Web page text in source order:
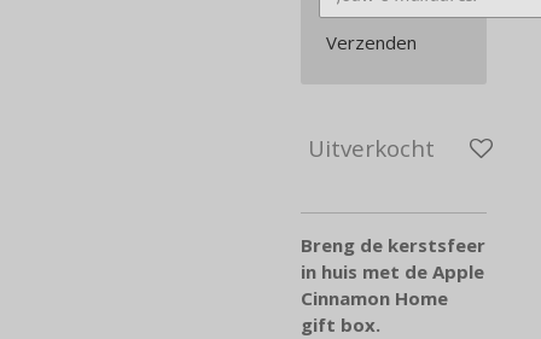
Verzenden
Uitverkocht
Breng de kerstsfeer
in huis met de Apple
Cinnamon Home
gift box.